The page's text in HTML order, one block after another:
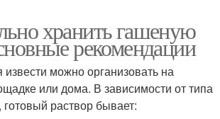
хранить гашеную
рекомендации
можно организовать на
или дома. В зависимости от типа
раствор бывает: